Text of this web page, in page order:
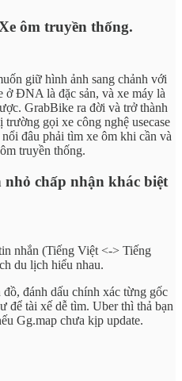
ôm truyền thống.
giữ hình ảnh sang chảnh với
ở ĐNA là đặc sản, và xe máy là
GrabBike ra đời và trở thành
gọi xe công nghệ usecase
đâu phải tìm xe ôm khi cần và
truyền thống.
chấp nhận khác biệt
nhắn (Tiếng Việt <-> Tiếng
du lịch hiểu nhau.
đồ, đánh dấu chính xác từng gốc
để tài xế dễ tìm. Uber thì thả bạn
Gg.map chưa kịp update.